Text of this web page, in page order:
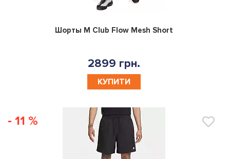
0
Шорты M Club Flow Mesh Short
2899 грн.
КУПИТИ
- 11 %